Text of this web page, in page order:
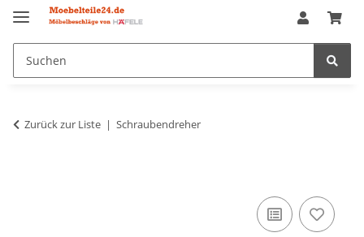
Zurück zur Liste Schraubendreher